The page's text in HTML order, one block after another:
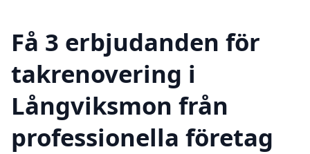
Få 3 erbjudanden för
takrenovering i
Långviksmon från
professionella företag